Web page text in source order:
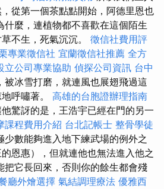
從第一個茶點點開始，阿德里恩也
什麼，連植物都不喜歡在這個陌生
不生，死氣沉沉。 徵信社費用評
專業徵信社 宜蘭徵信社推薦 全方
立公司專業協助 偵探公司資訊 台中
被冰雪打磨，就連風也展翅飛過這
呼嘯著。 高雄的台胞證辦理指南
驚訝的是，王浩宇已經在門的另一
課程費用介紹 台北記帳士 整骨學徒
少數能夠進入地下練武場的例外之
恩惠），但就連他也無法進入他之
把它長回來，否則你的餘生都會殘
廳外燴選擇 氣結調理療法 優雅西